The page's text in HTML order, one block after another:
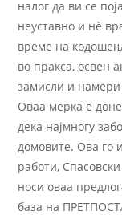
налог да ви се
неуставно и нѐ
време на
во пракса, освен
замисли и намери
Оваа мерка е
дека најмногу
домовите. Ова го
работи,
носи оваа
база на